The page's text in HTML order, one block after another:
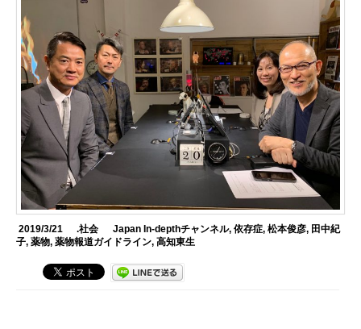
2019/3/21 .社会 Japan In-depthチャンネル, 依存症, 松本俊彦, 田中紀
子,薬物,薬物報道ガイドライン,高知東生